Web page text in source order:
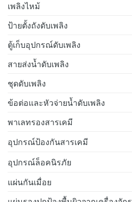
เพลิงไหม้
ป้ายตั้งถังดับเพลิง
ตู้เก็บอุปกรณ์ดับเพลิง
สายส่งน้ำดับเพลิง
ชุดดับเพลิง
ข้อต่อและหัวจ่ายน้ำดับเพลิง
พาเลทรองสารเคมี
อุปกรณ์ป้องกันสารเคมี
อุปกรณ์ล็อคนิรภัย
แผ่นกันเมื่อย